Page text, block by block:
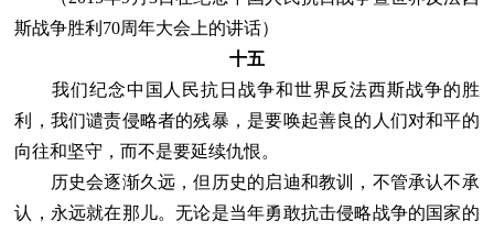
斯战争胜利70周年大会上的讲话）
十五
我们纪念中国人民抗日战争和世界反法西斯战争的胜
利，我们谴责侵略者的残暴，是要唤起善良的人们对和平的
向往和坚守，而不是要延续仇恨。
历史会逐渐久远，但历史的启迪和教训，不管承认不承
认，永远就在那儿。无论是当年勇敢抗击侵略战争的国家的